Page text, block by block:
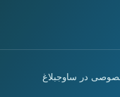
خصوصی در ساوجبلاغ